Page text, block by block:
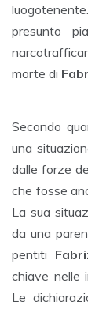
presunto
morte di
Secondo
una
dalle forze
che fosse
La sua
da una
pentiti
chiave nelle
Le